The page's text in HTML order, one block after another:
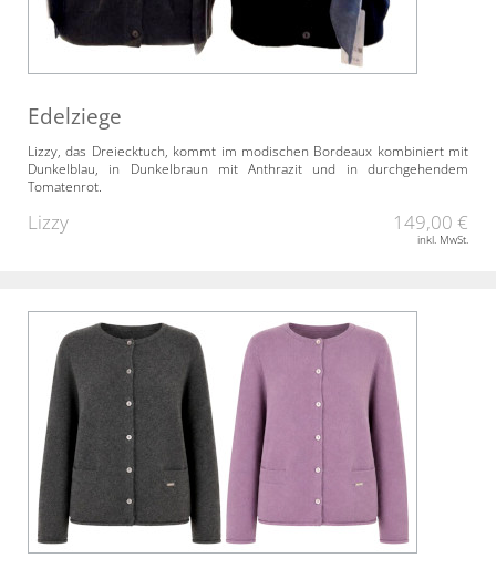
Edelziege
Lizzy, das Dreiecktuch, kommt im modischen Bordeaux kombiniert mit
Dunkelblau, in Dunkelbraun mit Anthrazit und in durchgehendem
Tomatenrot.
Lizzy 149,00 €
inkl. MwSt.